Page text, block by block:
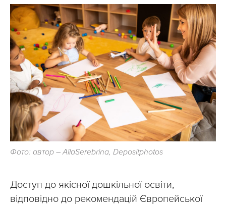
Фото: автор – AllaSerebrina, Depositphotos
Доступ до якісної дошкільної освіти,
відповідно до рекомендацій Європейської